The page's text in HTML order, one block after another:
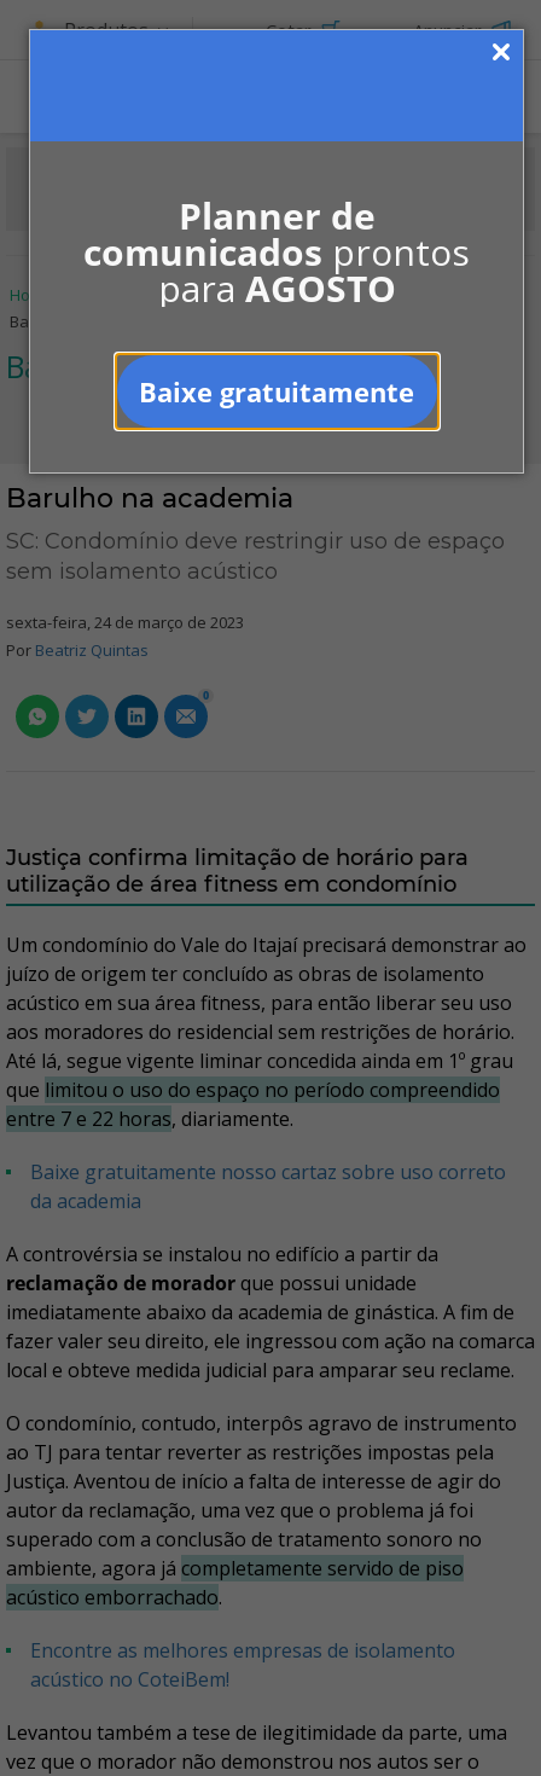
Planner de
comunicados prontos
para AGOSTO
Baixe gratuitamente
Produtos Cotar Anunciar
Home Jurisprudências
Barulho
Barulho na academia
Barulho
Barulho na academia
SC: Condomínio deve restringir uso de espaço
sem isolamento acústico
sexta-feira, 24 de março de 2023
Por Beatriz Quintas
0
Justiça confirma limitação de horário para
utilização de área fitness em condomínio
Um condomínio do Vale do Itajaí precisará demonstrar ao
juízo de origem ter concluído as obras de isolamento
acústico em sua área fitness, para então liberar seu uso
aos moradores do residencial sem restrições de horário.
Até lá, segue vigente liminar concedida ainda em 1º grau
que limitou o uso do espaço no período compreendido
entre 7 e 22 horas, diariamente.
Baixe gratuitamente nosso cartaz sobre uso correto
da academia
A controvérsia se instalou no edifício a partir da
reclamação de moradorque possui unidade
imediatamente abaixo da academia de ginástica. A fim de
fazer valer seu direito, ele ingressou com ação na comarca
local e obteve medida judicial para amparar seu reclame.
O condomínio, contudo, interpôs agravo de instrumento
ao TJ para tentar reverter as restrições impostas pela
Justiça. Aventou de início a falta de interesse de agir do
autor da reclamação, uma vez que o problema já foi
superado com a conclusão de tratamento sonoro no
ambiente, agora já completamente servido de piso
acústico emborrachado.
Encontre as melhores empresas de isolamento
acústico no CoteiBem!
Levantou também a tese de ilegitimidade da parte, uma
vez que o morador não demonstrou nos autos ser o